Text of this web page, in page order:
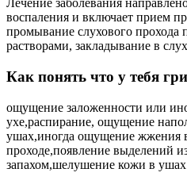
Лечение заболевания
воспаления и включает прием
промывание слухового прохода
растворами, закладывание в
Как понять что у тебя
ощущение заложенности или
ухе,распирание, ощущение
ушах,иногда ощущение жжения
проходе,появление выделений
запахом,шелушение кожи в